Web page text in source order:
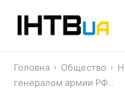
Головна › Общество ›
генералом армии РФ…